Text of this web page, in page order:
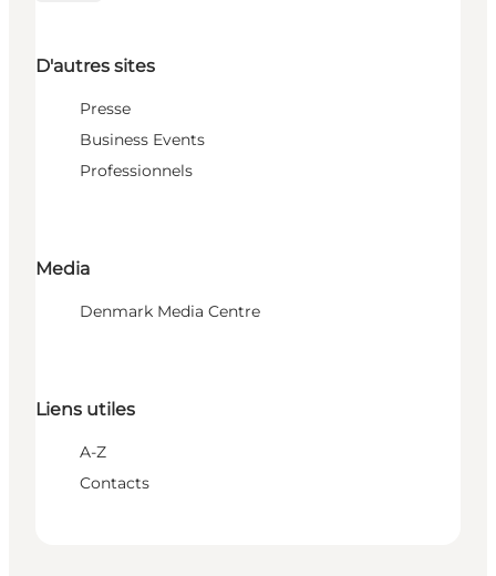
D'autres sites
Presse
Business Events
Professionnels
Media
Denmark Media Centre
Liens utiles
A-Z
Contacts